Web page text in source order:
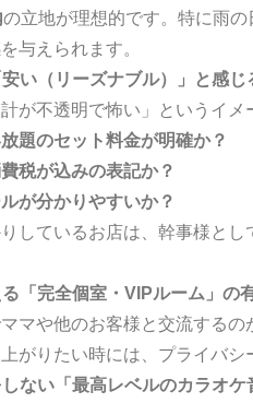
の立地が理想的です。特に雨
与えられます。
い（リーズナブル）」と感じ
計が不透明で怖い」というイ
題のセット料金が明確か？
税が込みの表記か？
が分かりやすいか？
しているお店は、幹事様と
「完全個室・VIPルーム」の
マや他のお客様と交流する
がりたい時には、プライバ
ない「最高レベルのカラオケ